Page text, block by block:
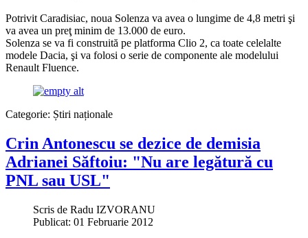
Potrivit Caradisiac, noua Solenza va avea o lungime de 4,8 metri şi
va avea un preţ minim de 13.000 de euro.
Solenza se va fi construită pe platforma Clio 2, ca toate celelalte
modele Dacia, şi va folosi o serie de componente ale modelului
Renault Fluence.
Categorie: Știri naționale
Crin Antonescu se dezice de demisia
Adrianei Săftoiu: "Nu are legătură cu
PNL sau USL"
Scris de Radu IZVORANU
Publicat: 01 Februarie 2012